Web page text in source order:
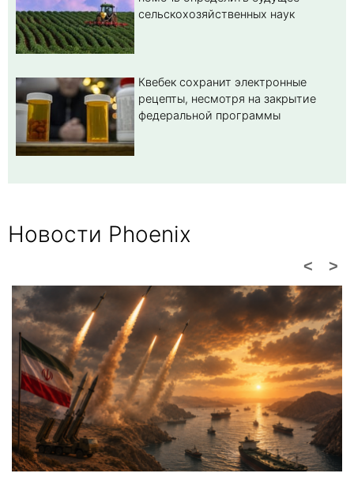
сельскохозяйственных наук
Квебек сохранит электронные
рецепты, несмотря на закрытие
федеральной программы
Новости Phoenix
>
<